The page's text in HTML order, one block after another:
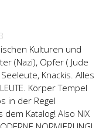
Kulturen und
(Nazi), Opfer ( Jude
Knackis. Alles
Körper Tempel
in der Regel
Katalog! Also NIX